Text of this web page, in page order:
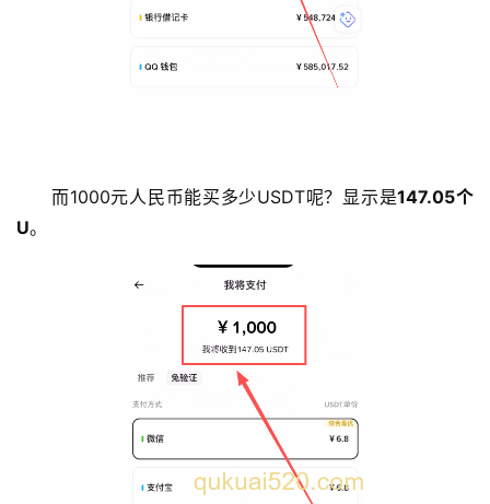
而1000元人民币能买多少USDT呢？显示是147.05个
U。